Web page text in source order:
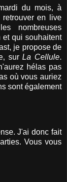
du mois, à
retrouver en live
nombreuses
et qui souhaitent
je propose de
surLa Cellule.
hélas pas
où vous auriez
sont également
J'ai donc fait
Vous vous